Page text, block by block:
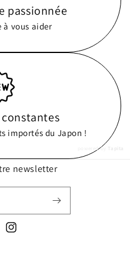
passionnée
à vous aider
importés du Japon !
powered by
newsletter
Instagram